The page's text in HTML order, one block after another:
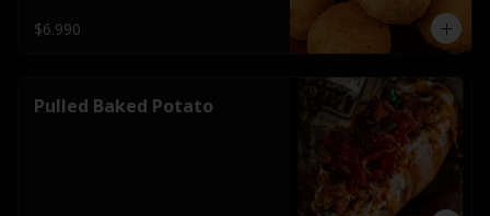
$6.990
Pulled Baked Potato